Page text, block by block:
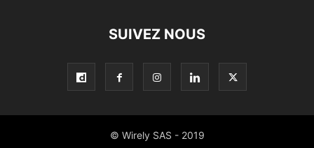
SUIVEZ NOUS
© Wirely SAS - 2019